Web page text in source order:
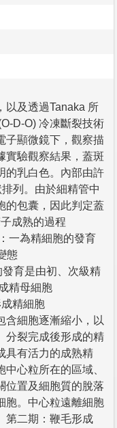
以及透過Tanaka 所
D-O) 冷凍斷裂技術
子顯微鏡下，觀察描
實驗觀察結果，蓋斑
的乳白色。內部由許
列。由於細精管中
的包囊，因此判定蓋
成熟的過程
一為精細胞的發育
態
育是由初、次級精
精母細胞
精細胞
含細胞逐漸縮小，以
分裂完成後形成的精
具有活力的成熟精
心粒所在的區域、
位置及細胞質的脫落
胞。中心粒遠離細胞
第二期：鞭毛形成